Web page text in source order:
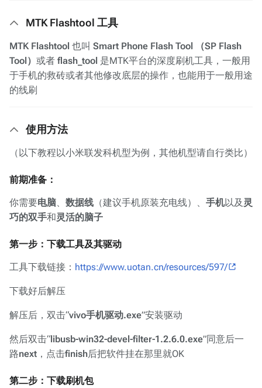
MTK Flashtool 工具
MTK Flashtool 也叫 Smart Phone Flash Tool
（SP Flash
Tool） 或者 flash_tool 是MTK平台的深度刷机工具，一般用
于手机的救砖或者其他修改底层的操作，也能用于一般用途
的线刷
使用方法
（以下教程以小米联发科机型为例，其他机型请自行类比）
前期准备：
你需要电脑、 数据线 （建议手机原装充电线）、 手机以及 灵
巧的双手和灵活的脑子
第一步：下载工具及其驱动
工具下载链接： https://www.uotan.cn/resources/597/
下载好后解压
解压后，双击“vivo手机驱动.exe”安装驱动
然后双击“libusb-win32-devel-filter-1.2.6.0.exe”同意后一
路next ，点击finish后把软件挂在那里就OK
第二步：下载刷机包